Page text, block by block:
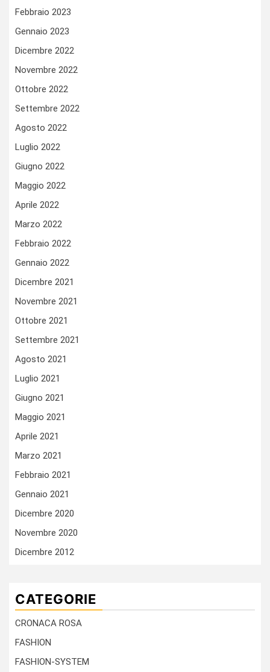
Febbraio 2023
Gennaio 2023
Dicembre 2022
Novembre 2022
Ottobre 2022
Settembre 2022
Agosto 2022
Luglio 2022
Giugno 2022
Maggio 2022
Aprile 2022
Marzo 2022
Febbraio 2022
Gennaio 2022
Dicembre 2021
Novembre 2021
Ottobre 2021
Settembre 2021
Agosto 2021
Luglio 2021
Giugno 2021
Maggio 2021
Aprile 2021
Marzo 2021
Febbraio 2021
Gennaio 2021
Dicembre 2020
Novembre 2020
Dicembre 2012
CATEGORIE
CRONACA ROSA
FASHION
FASHION-SYSTEM